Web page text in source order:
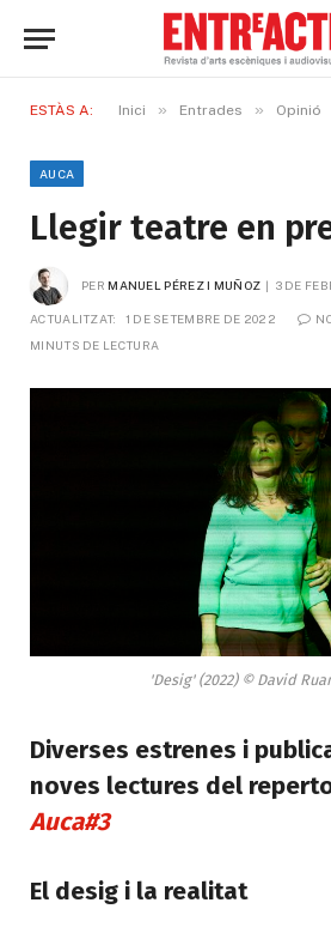
ESTÀS A: Inici » Entrades » Opinió
AUCA
Llegir teatre en
PER MANUEL PÉREZ I MUÑOZ 3 DE
ACTUALITZAT: 1 DE SETEMBRE DE 2022
MINUTS DE LECTURA
'Desig' (2022) © David
Diverses estrenes i
noves lectures del
Auca#3
El desig i la realitat